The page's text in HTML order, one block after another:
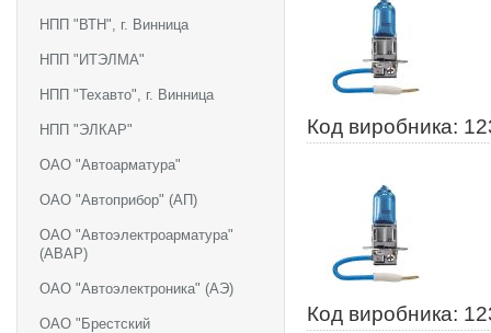
НПП "ВТН", г. Винница
НПП "ИТЭЛМА"
НПП "Техавто", г. Винница
НПП "ЭЛКАР"
ОАО "Автоарматура"
ОАО "Автоприбор" (АП)
ОАО "Автоэлектроарматура"
(АВАР)
ОАО "Автоэлектроника" (АЭ)
ОАО "Брестский
Код виробника:
Код виробника: